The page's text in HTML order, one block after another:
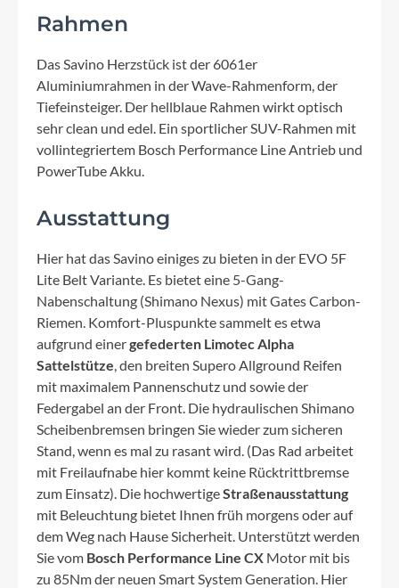
Rahmen
Das Savino Herzstück ist der 6061er
Aluminiumrahmen in der Wave-Rahmenform, der
Tiefeinsteiger. Der hellblaue Rahmen wirkt optisch
sehr clean und edel. Ein sportlicher SUV-Rahmen mit
vollintegriertem Bosch Performance Line Antrieb und
PowerTube Akku.
Ausstattung
Hier hat das Savino einiges zu bieten in der EVO 5F
Lite Belt Variante. Es bietet eine 5-Gang-
Nabenschaltung (Shimano Nexus) mit Gates Carbon-
Riemen. Komfort-Pluspunkte sammelt es etwa
aufgrund einergefederten Limotec Alpha
Sattelstütze, den breiten Supero Allground Reifen
mit maximalem Pannenschutz und sowie der
Federgabel an der Front. Die hydraulischen Shimano
Scheibenbremsen bringen Sie wieder zum sicheren
Stand, wenn es mal zu rasant wird. (Das Rad arbeitet
mit Freilaufnabe hier kommt keine Rücktrittbremse
zum Einsatz). Die hochwertigeStraßenausstattung
mit Beleuchtung bietet Ihnen früh morgens oder auf
dem Weg nach Hause Sicherheit. Unterstützt werden
Sie vom Bosch Performance Line CX Motor mit bis
zu 85Nm der neuen Smart System Generation. Hier